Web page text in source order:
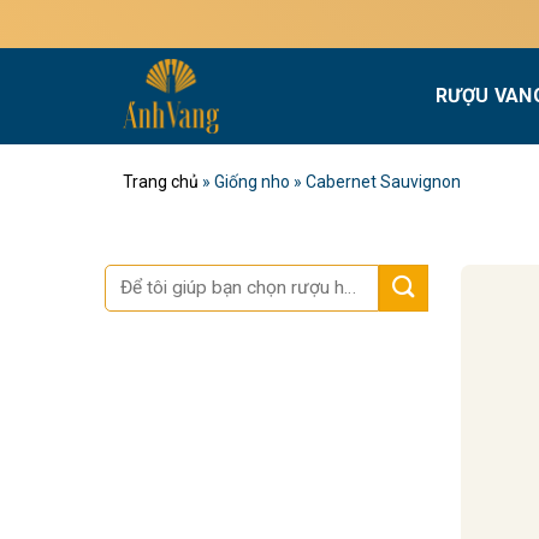
qua
RƯỢU
Trang chủ » Giống nho » Cabernet Sauvignon
Tìm
kiếm: